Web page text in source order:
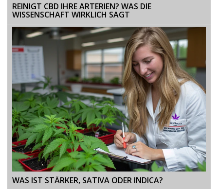
REINIGT CBD IHRE ARTERIEN? WAS DIE
WISSENSCHAFT WIRKLICH SAGT
WAS IST STÄRKER, SATIVA ODER INDICA?